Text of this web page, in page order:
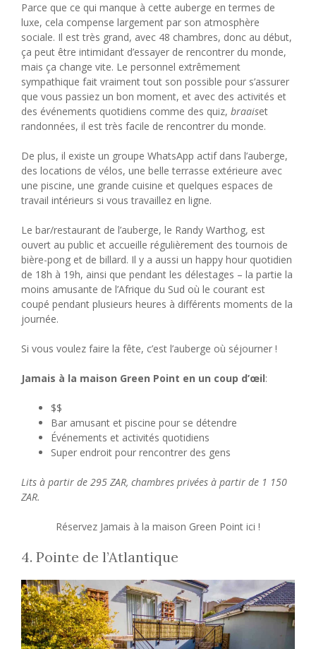
Parce que ce qui manque à cette auberge en termes de
luxe, cela compense largement par son atmosphère
sociale. Il est très grand, avec 48 chambres, donc au début,
ça peut être intimidant d’essayer de rencontrer du monde,
mais ça change vite. Le personnel extrêmement
sympathique fait vraiment tout son possible pour s’assurer
que vous passiez un bon moment, et avec des activités et
des événements quotidiens comme des quiz, braaiset
randonnées, il est très facile de rencontrer du monde.
De plus, il existe un groupe WhatsApp actif dans l’auberge,
des locations de vélos, une belle terrasse extérieure avec
une piscine, une grande cuisine et quelques espaces de
travail intérieurs si vous travaillez en ligne.
Le bar/restaurant de l’auberge, le Randy Warthog, est
ouvert au public et accueille régulièrement des tournois de
bière-pong et de billard. Il y a aussi un happy hour quotidien
de 18h à 19h, ainsi que pendant les délestages – la partie la
moins amusante de l’Afrique du Sud où le courant est
coupé pendant plusieurs heures à différents moments de la
journée.
Si vous voulez faire la fête, c’est l’auberge où séjourner !
Jamais à la maison Green Point en un coup d’œil:
$$
Bar amusant et piscine pour se détendre
Événements et activités quotidiens
Super endroit pour rencontrer des gens
Lits à partir de 295 ZAR, chambres privées à partir de 1 150
ZAR.
Réservez Jamais à la maison Green Point ici !
4. Pointe de l’Atlantique